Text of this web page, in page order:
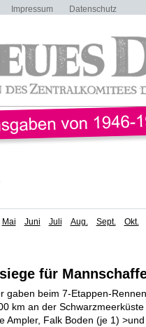
Impressum Datenschutz
Mai Juni Juli Aug. Sept. Okt.
für
gaben beim 7-Etappen-
km an der
Ampler, Falk Boden (je 1)